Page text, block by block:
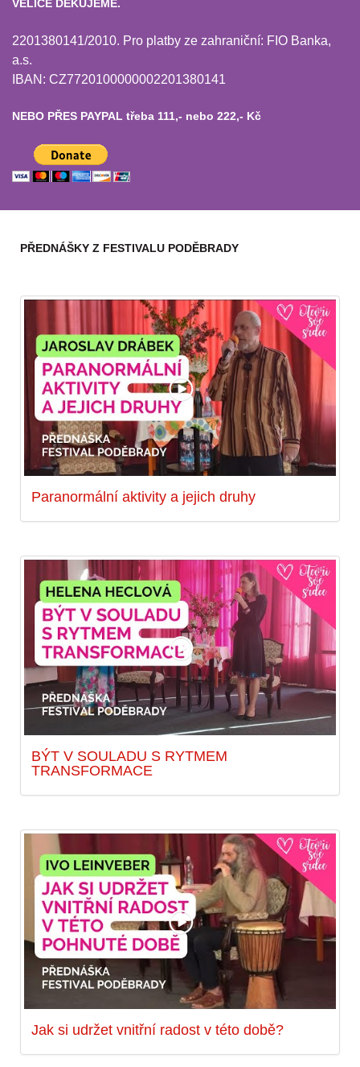
VELICE DĚKUJEME.
2201380141/2010. Pro platby ze zahraniční: FIO Banka,
a.s.
IBAN: CZ7720100000002201380141
NEBO PŘES PAYPAL třeba 111,- nebo 222,- Kč
PŘEDNÁŠKY Z FESTIVALU PODĚBRADY
Paranormální aktivity a jejich druhy
BÝT V SOULADU S RYTMEM
TRANSFORMACE
Jak si udržet vnitřní radost v této době?